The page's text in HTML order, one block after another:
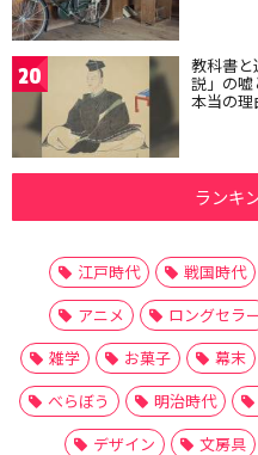
20 教科書
説」の嘘
本当の理
ランキ
江戸時代 戦国時代
アニメ
ロングセラ
雑学
お菓子 幕末
べらぼう
明治時代
デザイン
文房具